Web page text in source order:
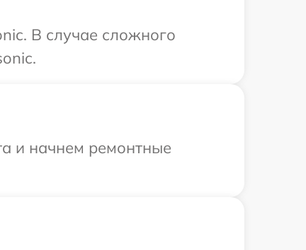
В случае сложного
и начнем ремонтные